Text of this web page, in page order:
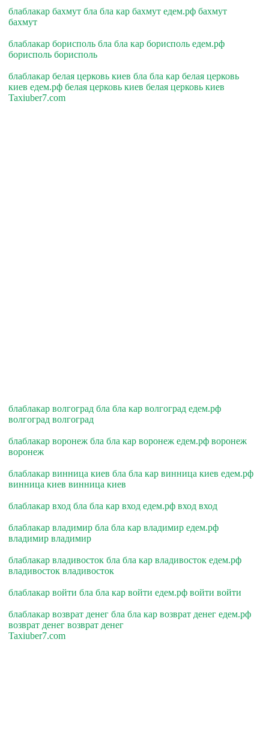
блаблакар бахмут бла бла кар бахмут едем.рф бахмут
бахмут
блаблакар борисполь бла бла кар борисполь едем.рф
борисполь борисполь
блаблакар белая церковь киев бла бла кар белая церковь
киев едем.рф белая церковь киев белая церковь киев
Taxiuber7.com
блаблакар волгоград бла бла кар волгоград едем.рф
волгоград волгоград
блаблакар воронеж бла бла кар воронеж едем.рф воронеж
воронеж
блаблакар винница киев бла бла кар винница киев едем.рф
винница киев винница киев
блаблакар вход бла бла кар вход едем.рф вход вход
блаблакар владимир бла бла кар владимир едем.рф
владимир владимир
блаблакар владивосток бла бла кар владивосток едем.рф
владивосток владивосток
блаблакар войти бла бла кар войти едем.рф войти войти
блаблакар возврат денег бла бла кар возврат денег едем.рф
возврат денег возврат денег
Taxiuber7.com